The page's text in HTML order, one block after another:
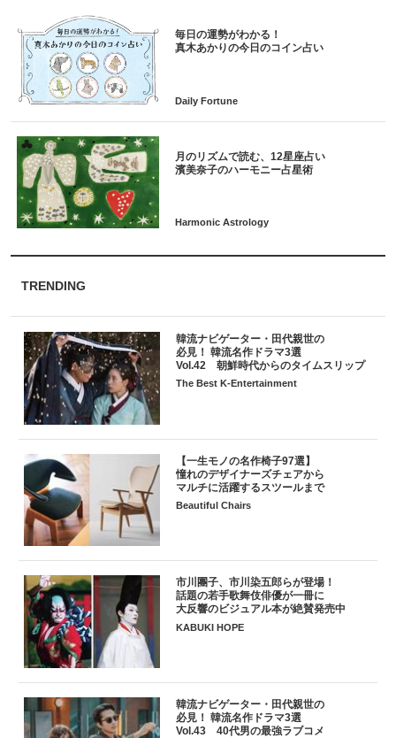
毎日の運勢がわかる！
月のリズムで読む、12星座占い
TRENDING
韓流ナビゲーター・田代親世の
必見！ 韓流名作ドラマ3選
Vol.42 朝鮮時代からのタイムスリップ
The Best K-Entertainment
【一生モノの名作椅子97選】
憧れのデザイナーズチェアから
マルチに活躍するスツールまで
Beautiful Chairs
市川團子、市川染五郎らが登場！
話題の若手歌舞伎俳優が一冊に
大反響のビジュアル本が絶賛発売中
KABUKI HOPE
韓流ナビゲーター・田代親世の
必見！ 韓流名作ドラマ3選
Vol.43 40代男の最強ラブコメ